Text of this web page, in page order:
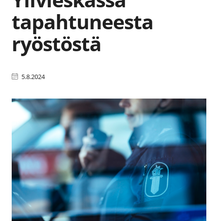
tapahtuneesta
ryöstöstä
5.8.2024